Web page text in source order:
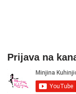
Prijava na